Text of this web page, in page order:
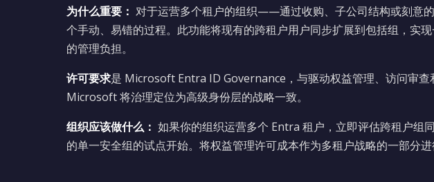
为什么重要： 对于运营多个租户的组织——通过收购、子公司结构或刻意
个手动、易错的过程。此功能将现有的跨租户用户同步扩展到包括组，实
的管理负担。
许可要求是 Microsoft Entra ID Governance，与驱动权益管理、访问审查
Microsoft 将治理定位为高级身份层的战略一致。
组织应该做什么： 如果你的组织运营多个 Entra 租户，立即评估跨租户组
的单一安全组的试点开始。将权益管理许可成本作为多租户战略的一部分进